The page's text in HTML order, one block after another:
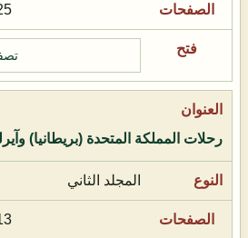
رحلات المملكة المتحدة (بريطانيا)
المجلد الثاني